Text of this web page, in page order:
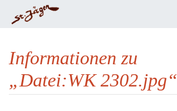
Informationen zu
„Datei:WK 2302.jpg“